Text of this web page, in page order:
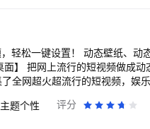
音乐视
起来~ 【主题&套图多】 桌面
美图多】 每日更新10000+左
大图、多大屏幕都能随便用
宠、文字物语、自然风景、情
【实用&易操作】 不再为朋友
轻松一键设置！ 动态壁纸、
全网超火超流行的短视频，娱
新】 网络流行动态壁纸，每天更新10000+，让你每天都
上传，如果您是某项作品的权利人或您发现某项内容
主题个性 评分